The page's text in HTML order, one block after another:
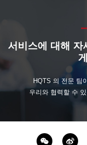
서비스에 대해 자
HQTS 의 전문 팀
우리와 협력할 수